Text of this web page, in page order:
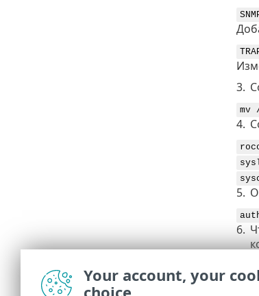
3.
mv
4.
5.
6.
Your account, your
choice